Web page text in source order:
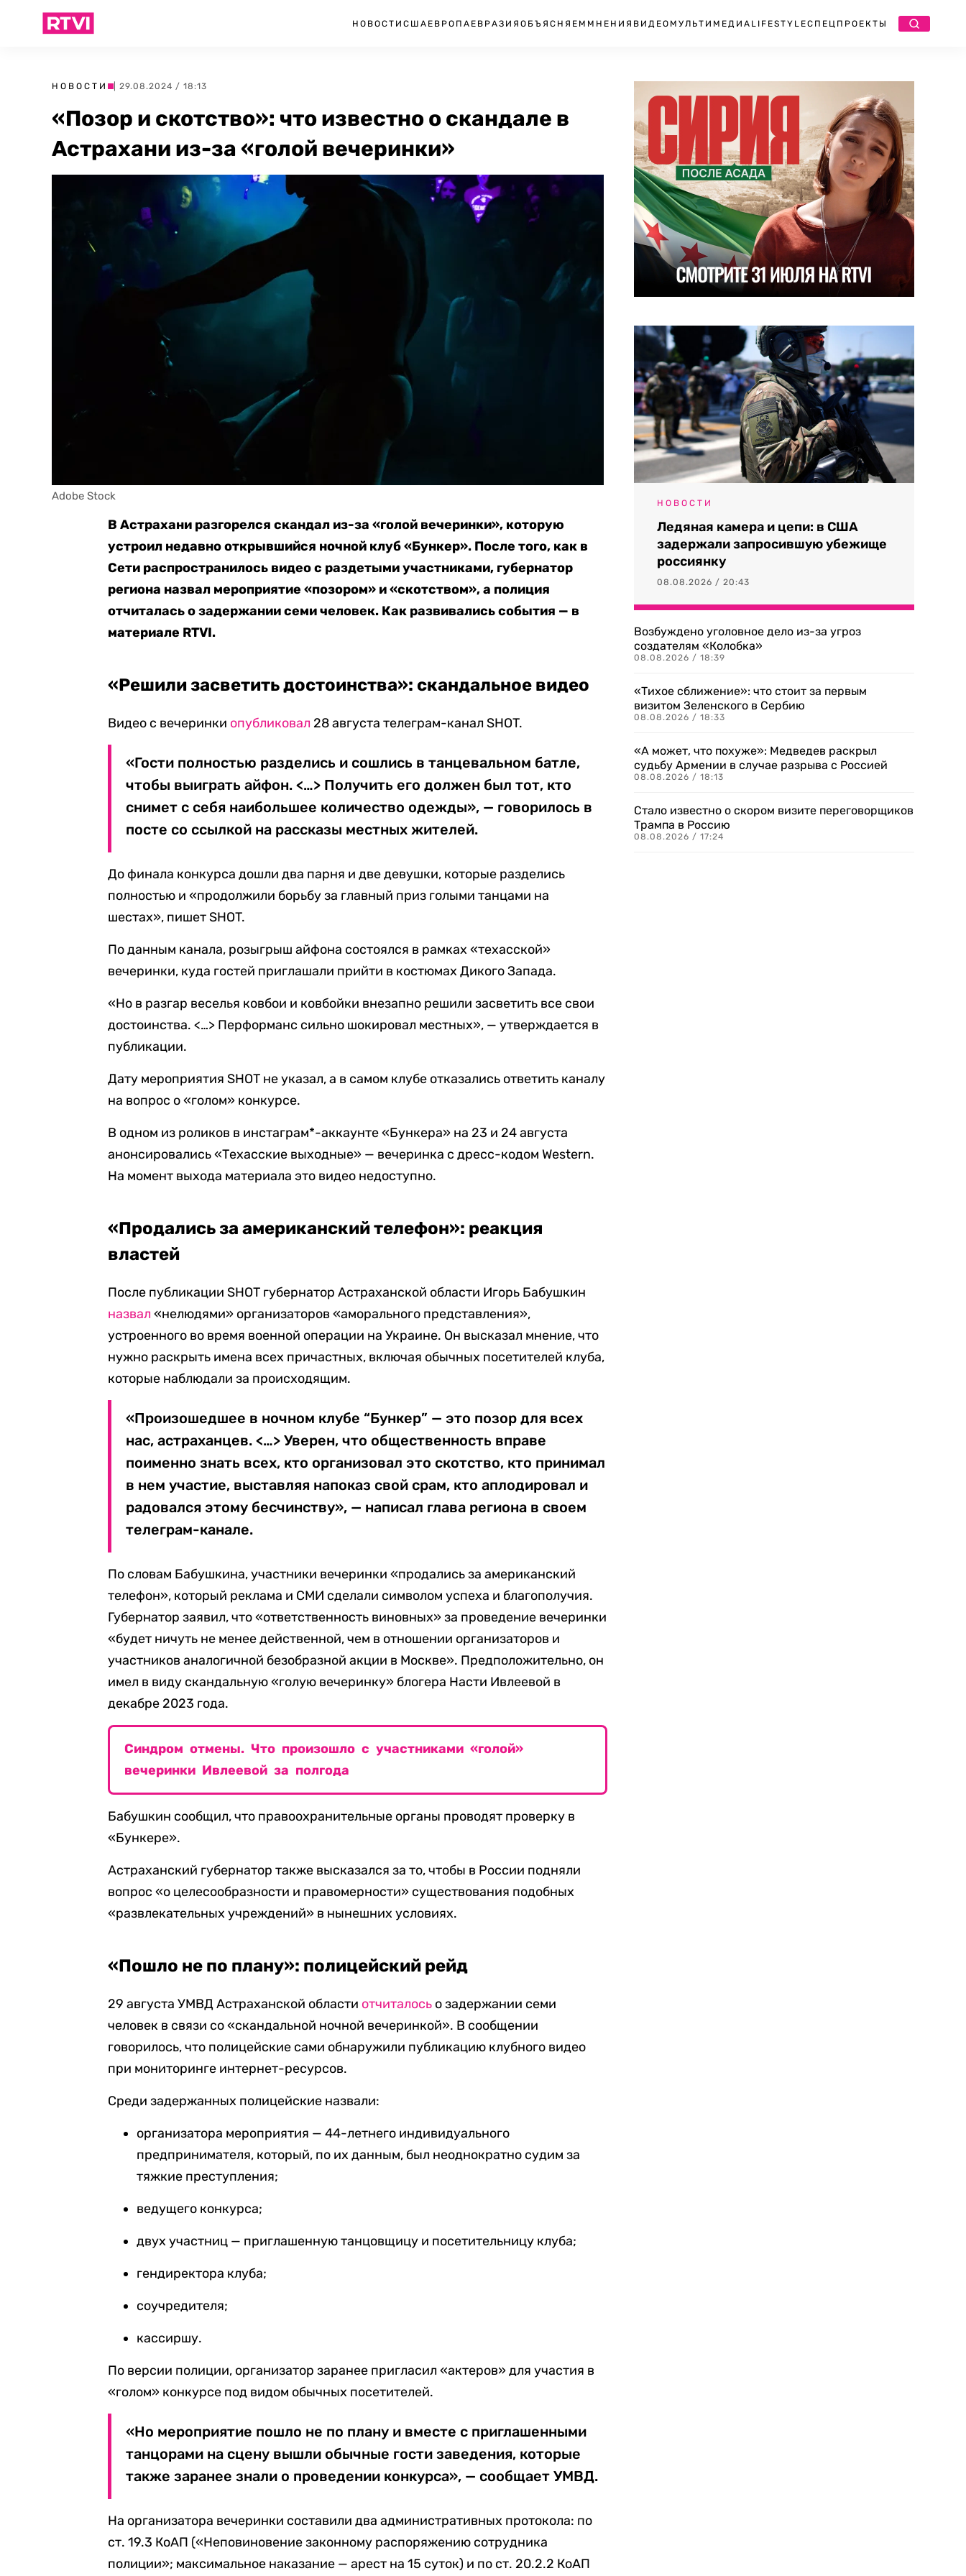
НОВОСТИ США ЕВРОПА ЕВРАЗИЯ ОБЪЯСНЯЕМ МНЕНИЯ ВИДЕО МУЛЬТИМЕДИА LIFESTYLEСПЕЦПРОЕКТЫ
НОВОСТИ | 29.08.2024 / 18:13
«Позор и скотство»: что известно о скандале в
Астрахани из-за «голой вечеринки»
Adobe Stock
В Астрахани разгорелся скандал из-за «голой вечеринки», которую
устроил недавно открывшийся ночной клуб «Бункер». После того, как в
Сети распространилось видео с раздетыми участниками, губернатор
региона назвал мероприятие «позором» и «скотством», а полиция
отчиталась о задержании семи человек. Как развивались события — в
материале RTVI.
«Решили засветить достоинства»: скандальное видео
Видео с вечеринки опубликовал 28 августа телеграм-канал SHOT.
«Гости полностью разделись и сошлись в танцевальном батле,
чтобы выиграть айфон. <…> Получить его должен был тот, кто
снимет с себя наибольшее количество одежды», — говорилось в
посте со ссылкой на рассказы местных жителей.
До финала конкурса дошли два парня и две девушки, которые разделись
полностью и «продолжили борьбу за главный приз голыми танцами на
шестах», пишет SHOT.
По данным канала, розыгрыш айфона состоялся в рамках «техасской»
вечеринки, куда гостей приглашали прийти в костюмах Дикого Запада.
«Но в разгар веселья ковбои и ковбойки внезапно решили засветить все свои
достоинства. <…> Перформанс сильно шокировал местных», — утверждается в
публикации.
Дату мероприятия SHOT не указал, а в самом клубе отказались ответить каналу
на вопрос о «голом» конкурсе.
В одном из роликов в инстаграм*-аккаунте «Бункера» на 23 и 24 августа
анонсировались «Техасские выходные» — вечеринка с дресс-кодом Western.
На момент выхода материала это видео недоступно.
«Продались за американский телефон»: реакция
властей
После публикации SHOT губернатор Астраханской области Игорь Бабушкин
назвал «нелюдями» организаторов «аморального представления»,
устроенного во время военной операции на Украине. Он высказал мнение, что
нужно раскрыть имена всех причастных, включая обычных посетителей клуба,
которые наблюдали за происходящим.
«Произошедшее в ночном клубе “Бункер” — это позор для всех
нас, астраханцев. <…> Уверен, что общественность вправе
поименно знать всех, кто организовал это скотство, кто принимал
в нем участие, выставляя напоказ свой срам, кто аплодировал и
радовался этому бесчинству», — написал глава региона в своем
телеграм-канале.
По словам Бабушкина, участники вечеринки «продались за американский
телефон», который реклама и СМИ сделали символом успеха и благополучия.
Губернатор заявил, что «ответственность виновных» за проведение вечеринки
«будет ничуть не менее действенной, чем в отношении организаторов и
участников аналогичной безобразной акции в Москве». Предположительно, он
имел в виду скандальную «голую вечеринку» блогера Насти Ивлеевой в
декабре 2023 года.
Синдром отмены. Что произошло с участниками «голой»
вечеринки Ивлеевой за полгода
Бабушкин сообщил, что правоохранительные органы проводят проверку в
«Бункере».
Астраханский губернатор также высказался за то, чтобы в России подняли
вопрос «о целесообразности и правомерности» существования подобных
«развлекательных учреждений» в нынешних условиях.
«Пошло не по плану»: полицейский рейд
29 августа УМВД Астраханской области отчиталось о задержании семи
человек в связи со «скандальной ночной вечеринкой». В сообщении
говорилось, что полицейские сами обнаружили публикацию клубного видео
при мониторинге интернет-ресурсов.
Среди задержанных полицейские назвали:
организатора мероприятия — 44-летнего индивидуального
предпринимателя, который, по их данным, был неоднократно судим за
тяжкие преступления;
ведущего конкурса;
двух участниц — приглашенную танцовщицу и посетительницу клуба;
гендиректора клуба;
соучредителя;
кассиршу.
По версии полиции, организатор заранее пригласил «актеров» для участия в
«голом» конкурсе под видом обычных посетителей.
«Но мероприятие пошло не по плану и вместе с приглашенными
танцорами на сцену вышли обычные гости заведения, которые
также заранее знали о проведении конкурса», — сообщает УМВД.
На организатора вечеринки составили два административных протокола: по
ст. 19.3 КоАП («Неповиновение законному распоряжению сотрудника
полиции»; максимальное наказание — арест на 15 суток) и по ст. 20.2.2 КоАП
НОВОСТИ
Ледяная камера и цепи: в США
задержали запросившую убежище
россиянку
08.08.2026 / 20:43
Возбуждено уголовное дело из-за угроз
создателям «Колобка»
08.08.2026 / 18:39
«Тихое сближение»: что стоит за первым
визитом Зеленского в Сербию
08.08.2026 / 18:33
«А может, что похуже»: Медведев раскрыл
судьбу Армении в случае разрыва с Россией
08.08.2026 / 18:13
Стало известно о скором визите переговорщиков
Трампа в Россию
08.08.2026 / 17:24